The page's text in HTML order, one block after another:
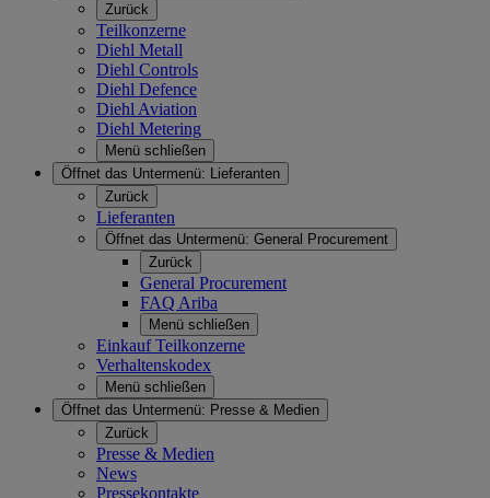
Zurück
Teilkonzerne
Diehl Metall
Diehl Controls
Diehl Defence
Diehl Aviation
Diehl Metering
Menü schließen
Öffnet das Untermenü: Lieferanten
Zurück
Lieferanten
Öffnet das Untermenü: General Procurement
Zurück
General Procurement
FAQ Ariba
Menü schließen
Einkauf Teilkonzerne
Verhaltenskodex
Menü schließen
Öffnet das Untermenü: Presse & Medien
Zurück
Presse & Medien
News
Pressekontakte